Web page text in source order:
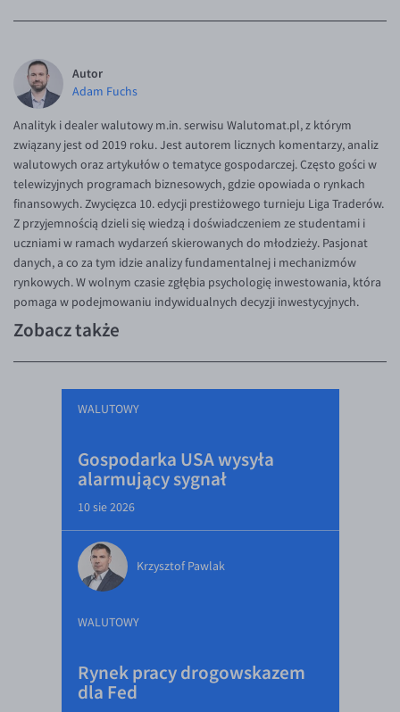
Autor
Adam Fuchs
Analityk i dealer walutowy m.in. serwisu Walutomat.pl, z którym
związany jest od 2019 roku. Jest autorem licznych komentarzy, analiz
walutowych oraz artykułów o tematyce gospodarczej. Często gości w
telewizyjnych programach biznesowych, gdzie opowiada o rynkach
finansowych. Zwycięzca 10. edycji prestiżowego turnieju Liga Traderów.
Z przyjemnością dzieli się wiedzą i doświadczeniem ze studentami i
uczniami w ramach wydarzeń skierowanych do młodzieży. Pasjonat
danych, a co za tym idzie analizy fundamentalnej i mechanizmów
rynkowych. W wolnym czasie zgłębia psychologię inwestowania, która
pomaga w podejmowaniu indywidualnych decyzji inwestycyjnych.
Zobacz także
WALUTOWY
Gospodarka USA wysyła
alarmujący sygnał
10 sie 2026
Krzysztof Pawlak
WALUTOWY
Rynek pracy drogowskazem
dla Fed